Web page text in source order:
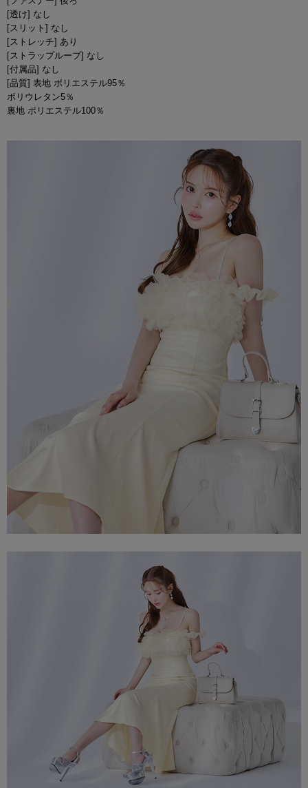
[透け] なし
[スリット] なし
[ストレッチ] あり
[ストラップループ] なし
[付属品] なし
[品質] 表地 ポリエステル95％
ポリウレタン5％
裏地 ポリエステル100％